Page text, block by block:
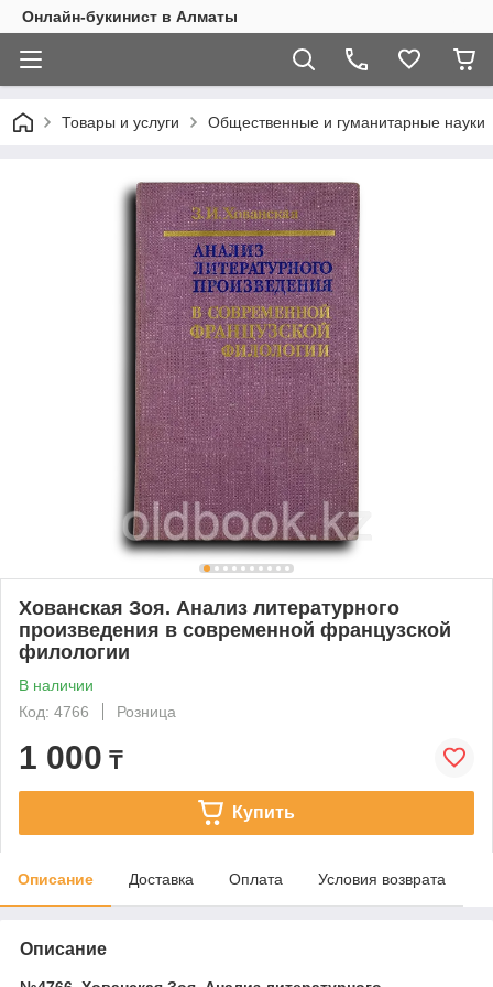
Онлайн-букинист в Алматы
Товары и услуги Общественные и гуманитарные науки
Хованская Зоя. Анализ литературного
произведения в современной французской
филологии
В наличии
Код: 4766
Розница
1 000 ₸
Купить
Описание Доставка Оплата Условия возврата
Описание